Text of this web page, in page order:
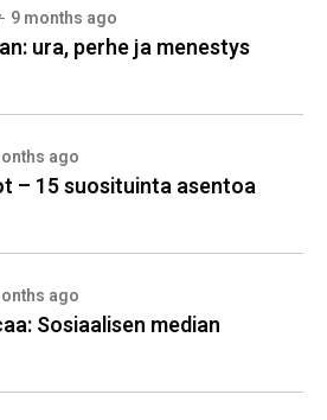
9 months ago
ura, perhe ja menestys
ago
– 15 suosituinta asentoa
ago
Sosiaalisen median